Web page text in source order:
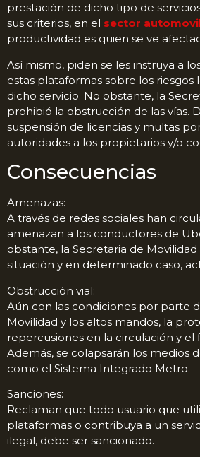
prestación de dicho tipo de
sus criterios, en el sector
productividad es quien se ve
Así mismo, piden se les instruya a
estas plataformas sobre los riesgos
dicho servicio. No obstante, la
prohibió la obstrucción de las vías.
suspensión de licencias y multas
autoridades a los propietarios y/o
Consecuencias
Amenazas:
A través de redes sociales han
amenazan a los conductores de
obstante, la Secretaria de
situación y en determinado caso,
Obstrucción vial:
Aún con las condiciones por parte
Movilidad y los altos mandos, la
repercusiones en la circulación y el
Además, se colapsarán los medios
como el Sistema Integrado Metro.
Sanciones:
Reclaman que todo usuario que
plataformas o contribuya a un
ilegal, debe ser sancionado.